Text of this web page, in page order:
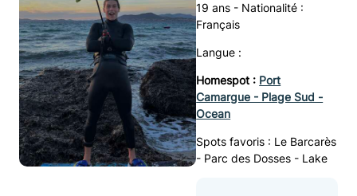
19 ans - Nationalité :
Français
Langue :
Homespot : Port
Camargue - Plage Sud -
Ocean
Spots favoris : Le Barcarès
- Parc des Dosses - Lake